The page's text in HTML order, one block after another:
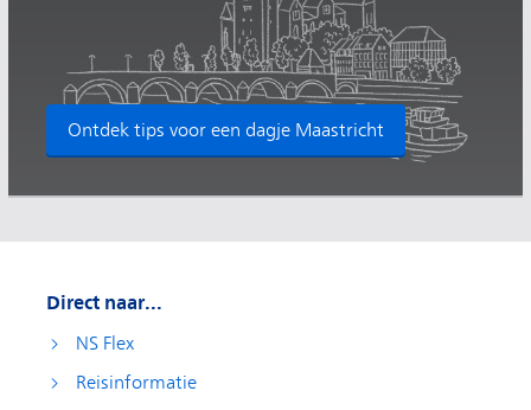
Ontdek tips voor een dagje Maastricht
Direct naar...
NS Flex
Reisinformatie